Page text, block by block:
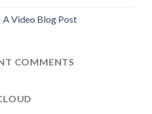
A Video Blog Post
COMMENTS